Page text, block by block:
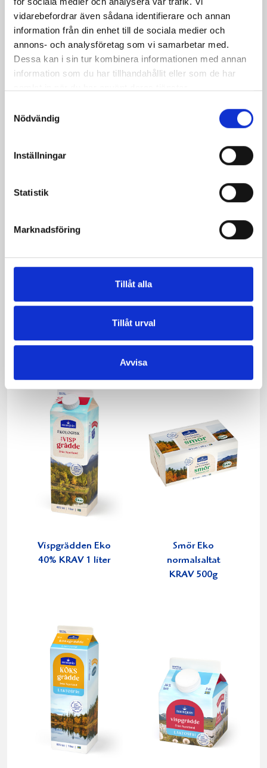
vidarebefordrar även sådana identifierare och annan
information från din enhet till de sociala medier och
annons- och analysföretag som vi samarbetar med.
Dessa kan i sin tur kombinera informationen med annan
information som du har tillhandahållit eller som de har
Nödvändig
Inställningar
Statistik
Marknadsföring
Tillåt alla
Tillåt urval
Avvisa
Vispgrädden Eko
40% KRAV 1 liter
Smör Eko
normalsaltat
KRAV 500g